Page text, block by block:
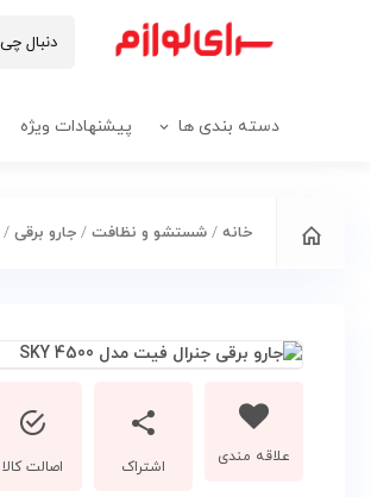
دسته بندی ها پیشنهادات ویژه
خانه / شستشو و نظافت / جارو برقی /
اشتراک اصالت کالا